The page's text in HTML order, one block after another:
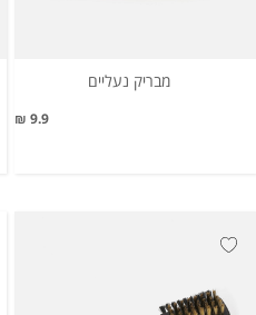
מבריק נעליים
9.9 ₪